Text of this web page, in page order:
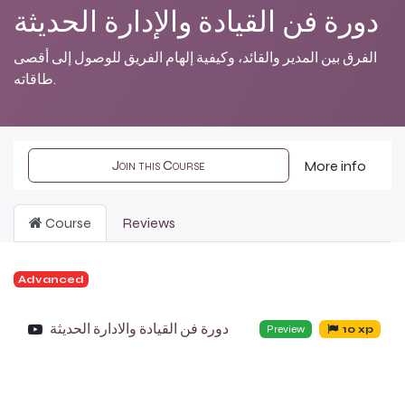
دورة فن القيادة والإدارة الحديثة
الفرق بين المدير والقائد، وكيفية إلهام الفريق للوصول إلى أقصى
طاقاته.
Join this Course More info
Course Reviews
Advanced
دورة فن القيادة والادارة الحديثة Preview 10 xp